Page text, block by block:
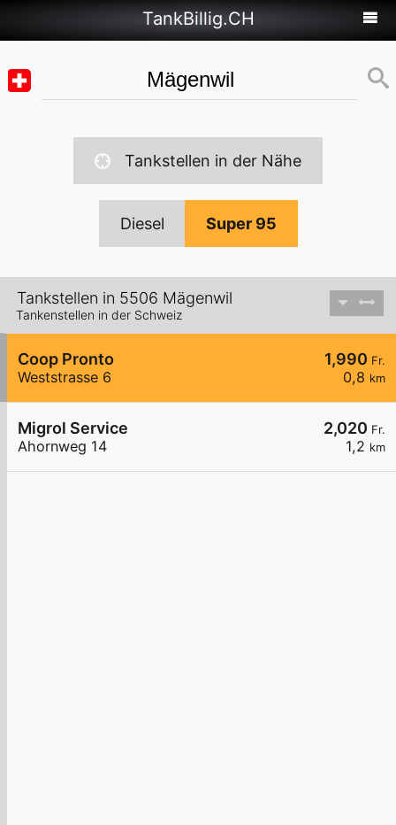
TankBillig.CH
Tankstellen in der Nähe
Diesel Super 95
Tankstellen in 5506 Mägenwil
Tankenstellen in der Schweiz
1,990 Fr.
0,8 km
Coop Pronto
Weststrasse 6
2,020 Fr.
1,2 km
Migrol Service
Ahornweg 14